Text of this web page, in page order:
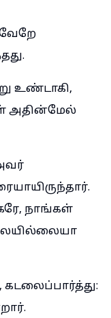
உண்டாகி,
அதின்மேல்
நாங்கள்
கடலைப்பார்த்து: